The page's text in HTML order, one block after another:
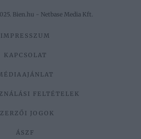
Bien.hu - Netbase Media Kft.
IMPRESSZUM
KAPCSOLAT
FELTÉTELEK
JOGOK
ÁSZF